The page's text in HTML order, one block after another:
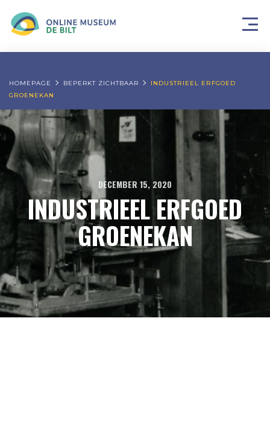
HOMEPAGE BEPERKT ZICHTBAAR
INDUSTRIEEL ERFGOED
GROENEKAN
DECEMBER 15, 2020
INDUSTRIEEL ERFGOED
GROENEKAN